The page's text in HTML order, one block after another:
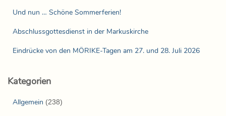
Und nun … Schöne Sommerferien!
Abschlussgottesdienst in der Markuskirche
Eindrücke von den MÖRIKE-Tagen am 27. und 28. Juli 2026
Kategorien
Allgemein (238)